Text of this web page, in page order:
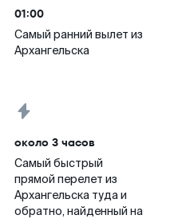
01:00
Самый ранний вылет из
Архангельска
около 3 часов
Самый быстрый
прямой перелет из
Архангельска туда и
обратно, найденный на